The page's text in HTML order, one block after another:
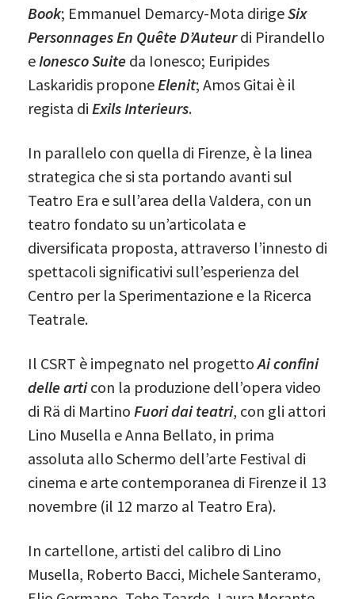
Book; Emmanuel Demarcy-Mota dirigeSix
Personnages En Quête D’Auteurdi Pirandello
e Ionesco Suite da Ionesco; Euripides
Laskaridis propone Elenit; Amos Gitai è il
regista di Exils Interieurs.
In parallelo con quella di Firenze, è la linea
strategica che si sta portando avanti sul
Teatro Era e sull’area della Valdera, con un
teatro fondato su un’articolata e
diversificata proposta, attraverso l’innesto di
spettacoli significativi sull’esperienza del
Centro per la Sperimentazione e la Ricerca
Teatrale.
Il CSRT è impegnato nel progettoAi confini
delle articon la produzione dell’opera video
di Rä di Martino Fuori dai teatri, con gli attori
Lino Musella e Anna Bellato, in prima
assoluta allo Schermo dell’arte Festival di
cinema e arte contemporanea di Firenze il 13
novembre (il 12 marzo al Teatro Era).
In cartellone, artisti del calibro di Lino
Musella, Roberto Bacci, Michele Santeramo,